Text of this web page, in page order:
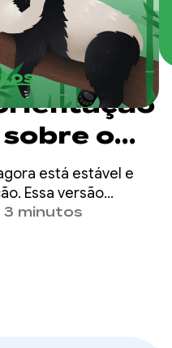
o
com o
Panda
está estável e
Essa versão
e personalização
com tecnologia de
Android de alta
3 minutos